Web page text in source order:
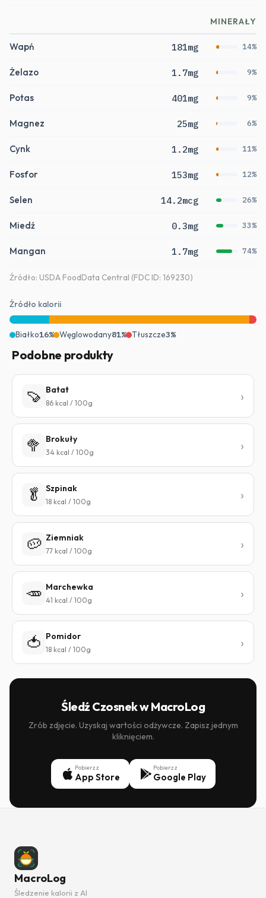
MINERAŁY
Wapń 181mg 14%
Żelazo 1.7mg 9%
Potas 401mg 9%
Magnez 25mg 6%
Cynk 1.2mg 11%
Fosfor 153mg 12%
Selen 14.2mcg 26%
Miedź 0.3mg 33%
Mangan 1.7mg 74%
Źródło: USDA FoodData Central (FDC ID: 169230)
Źródło kalorii
Białko16% Węglowodany81% Tłuszcze3%
Podobne produkty
🍠 Batat
86 kcal / 100g
🥦 Brokuły
34 kcal / 100g
🥬 Szpinak
18 kcal / 100g
🥔 Ziemniak
77 kcal / 100g
🥕 Marchewka
41 kcal / 100g
🍅 Pomidor
18 kcal / 100g
Śledź Czosnek w MacroLog
Zrób zdjęcie. Uzyskaj wartości odżywcze. Zapisz jednym
kliknięciem.
Pobierz z
App Store
Pobierz z
Google Play
MacroLog
Śledzenie kalorii z AI